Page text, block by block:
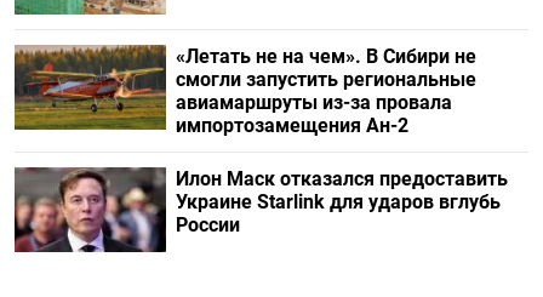
«Летать не на чем». В Сибири не
смогли запустить региональные
авиамаршруты из-за провала
импортозамещения Ан-2
Илон Маск отказался предоставить
Украине Starlink для ударов вглубь
России